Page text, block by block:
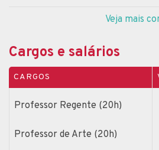
Veja mais
Cargos e salários
CARGOS
Professor Regente (20h)
Professor de Arte (20h)